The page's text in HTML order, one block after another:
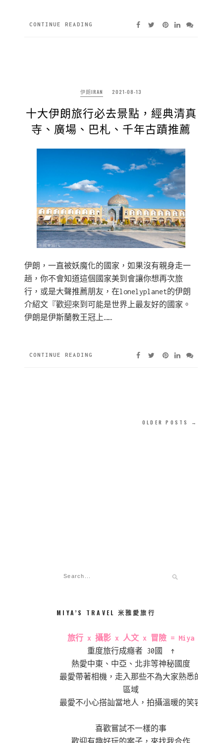
CONTINUE READING
伊朗IRAN 2021-08-13
十大伊朗旅行必去景點，經典清真
寺、廣場、巴札、千年古蹟推薦
伊朗，一直被妖魔化的國家，如果沒有親身走一
趟，你不會知道這個國家美到會讓你想再次旅
行，或是大聲推薦朋友，在lonelyplanet的伊朗
介紹文『歡迎來到可能是世界上最友好的國家。
伊朗是伊斯蘭教王冠上……
CONTINUE READING
OLDER POSTS →
MIYA’S TRAVEL 米雅愛旅行
旅行 x 攝影 x 人文 x 冒險 = Miya
重度旅行成癮者 30國 ↑
熱愛中東、中亞、北非等神秘國度
最愛帶著相機，走入那些不為大家熟悉的
區域
最愛不小心搭訕當地人，拍攝溫暖的笑容
喜歡嘗試不一樣的事
歡迎有趣好玩的案子，來找我合作